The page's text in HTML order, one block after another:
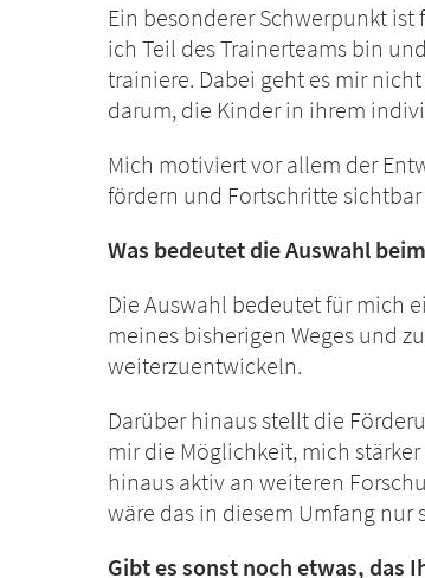
Ein besonderer Schwerpunkt
ich Teil des Trainerteams bin
trainiere. Dabei geht es mir
darum, die Kinder in ihrem
Mich motiviert vor allem der
fördern und Fortschritte
Was bedeutet die Auswahl
Die Auswahl bedeutet für mich
meines bisherigen Weges und
weiterzuentwickeln.
Darüber hinaus stellt die
mir die Möglichkeit, mich
hinaus aktiv an weiteren
wäre das in diesem Umfang nur
Gibt es sonst noch etwas, das